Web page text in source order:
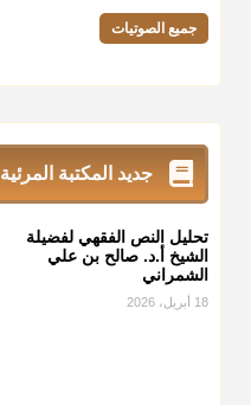
جميع الصوتيات
جديد المكتبة المرئية
تحليل النص الفقهي لفضيلة
الشيخ أ.د. صالح بن علي
الشمراني
18 أبريل، 2026